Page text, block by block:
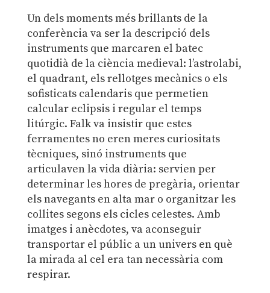
Un dels moments més brillants de la
conferència va ser la descripció dels
instruments que marcaren el batec
quotidià de la ciència medieval: l’astrolabi,
el quadrant, els rellotges mecànics o els
sofisticats calendaris que permetien
calcular eclipsis i regular el temps
litúrgic. Falk va insistir que estes
ferramentes no eren meres curiositats
tècniques, sinó instruments que
articulaven la vida diària: servien per
determinar les hores de pregària, orientar
els navegants en alta mar o organitzar les
collites segons els cicles celestes. Amb
imatges i anècdotes, va aconseguir
transportar el públic a un univers en què
la mirada al cel era tan necessària com
respirar.